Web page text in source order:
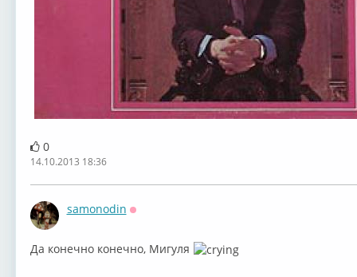
0
14.10.2013 18:36
samonodin
Да конечно конечно, Мигуля